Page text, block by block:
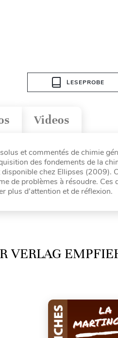
LESEPROBE
Videos
et commentés de chimie
des fondements de la
chez Ellipses
de problèmes à résoudre.
plus d’attention et de réflexion.
VERLAG